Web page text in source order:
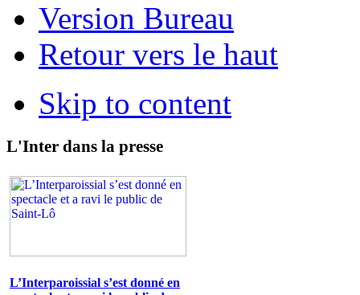
Version Bureau
Retour vers le haut
Skip to content
L'Inter dans la presse
L’Interparoissial s’est donné en